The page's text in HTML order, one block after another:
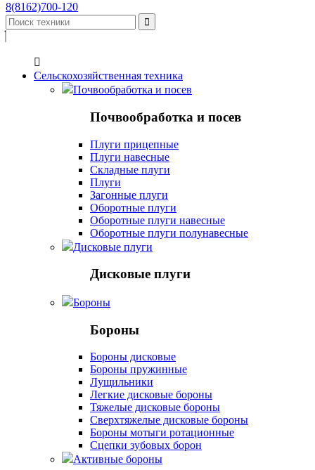
8(8162)700-120


Сельскохозяйственная техника
Почвообработка и посев
Почвообработка и посев
Плуги прицепные
Плуги навесные
Складные плуги
Плуги
Загонные плуги
Оборотные плуги
Оборотные плуги навесные
Оборотные плуги полунавесные
Дисковые плуги
Дисковые плуги
Бороны
Бороны
Бороны дисковые
Бороны пружинные
Лущильники
Легкие дисковые бороны
Тяжелые дисковые бороны
Сверхтяжелые дисковые бороны
Бороны мотыги ротационные
Сцепки зубовых борон
Активные бороны